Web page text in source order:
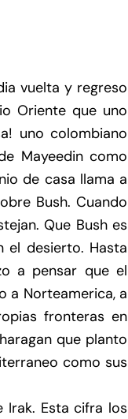
vuelta y regreso
Oriente que uno
uno colombiano
Mayeedin como
de casa llama a
Bush. Cuando
Que Bush es
el desierto. Hasta
a pensar que el
a Norteamerica, a
fronteras en
que planto
como sus
Irak. Esta cifra los